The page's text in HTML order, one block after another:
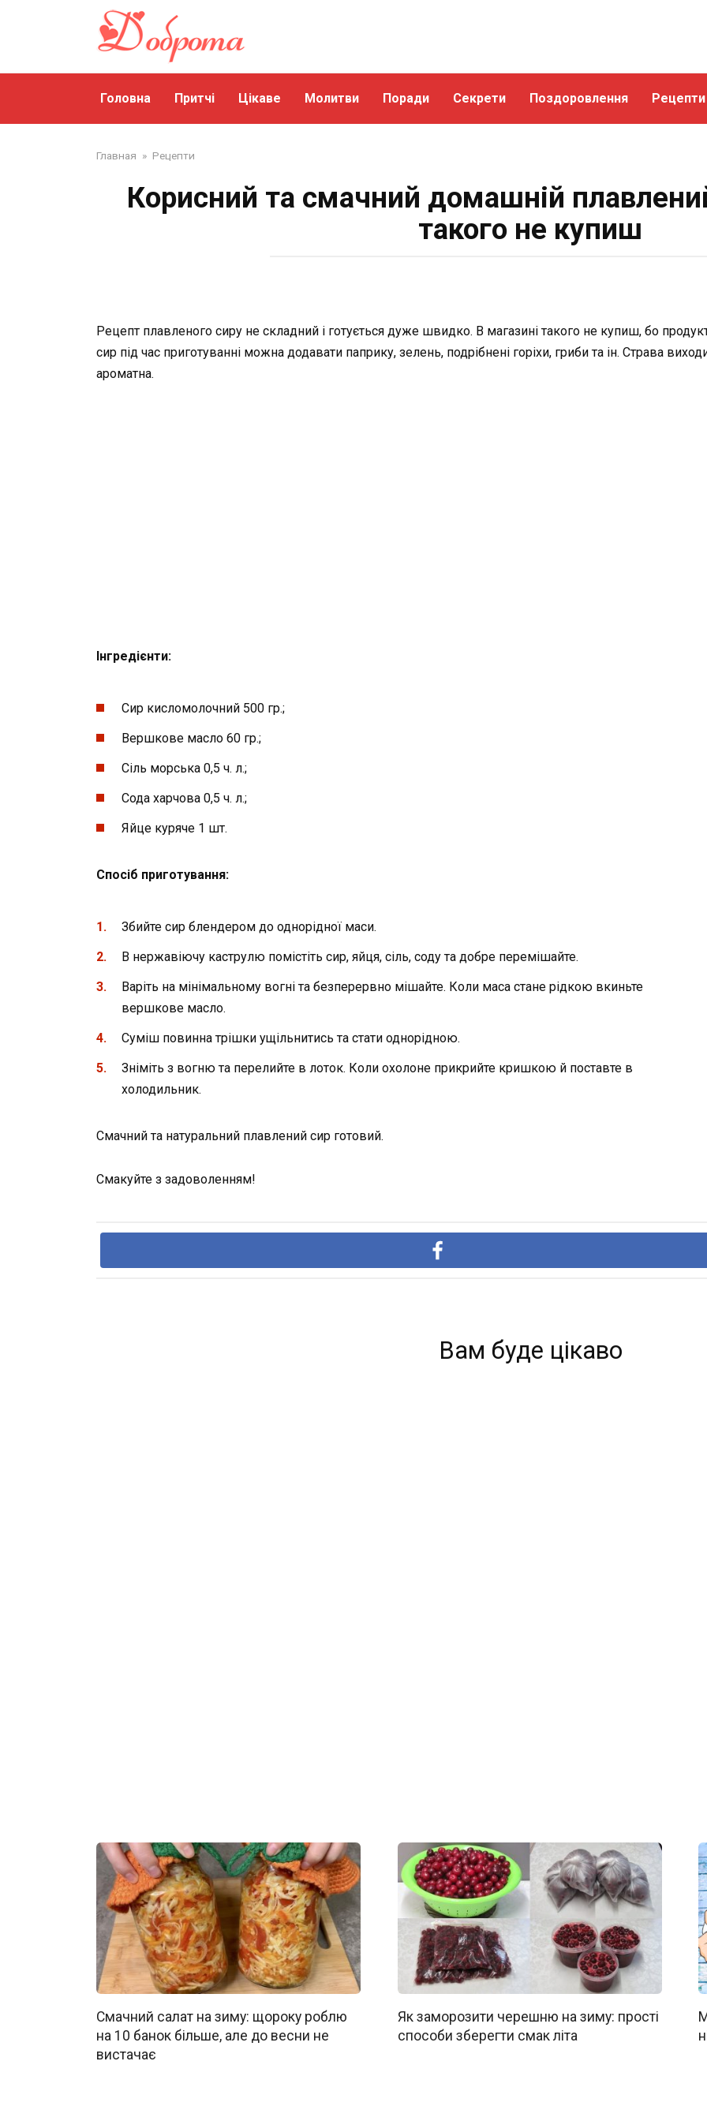
Головна Притчі Цікаве Молитви Поради Секрети Поздоровлення Рецепти
Главная » Рецепти
Корисний та смачний домашній
такого не купиш
Рецепт плавленого сиру не складний і готується дуже швидко. В магазині такого не купиш, бо
сир під час приготуванні можна додавати паприку, зелень, подрібнені горіхи, гриби та ін. Страва
ароматна.
Інгредієнти:
Сир кисломолочний 500 гр.;
Вершкове масло 60 гр.;
Сіль морська 0,5 ч. л.;
Сода харчова 0,5 ч. л.;
Яйце куряче 1 шт.
Спосіб приготування:
Збийте сир блендером до однорідної маси.
В нержавіючу каструлю помістіть сир, яйця, сіль, соду та добре перемішайте.
Варіть на мінімальному вогні та безперервно мішайте. Коли маса стане рідкою вкиньте
вершкове масло.
Суміш повинна трішки ущільнитись та стати однорідною.
Зніміть з вогню та перелийте в лоток. Коли охолоне прикрийте кришкою й поставте в
холодильник.
Смачний та натуральний плавлений сир готовий.
Смакуйте з задоволенням!
Вам буде цікаво
Смачний салат на зиму: щороку роблю
на 10 банок більше, але до весни не
вистачає
Як заморозити черешню на зиму: прості
способи зберегти смак літа